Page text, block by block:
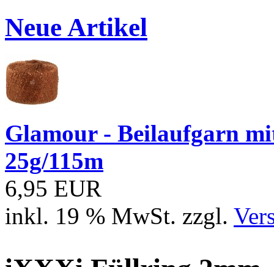
Neue Artikel
Glamour - Beilaufgarn
25g/115m
6,95 EUR
inkl. 19 % MwSt. zzgl.